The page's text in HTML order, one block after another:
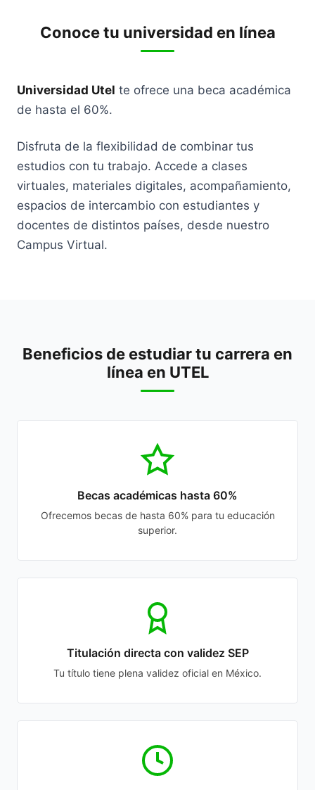
Conoce tu universidad en línea
Universidad Utel te ofrece una beca académica
de hasta el 60%.
Disfruta de la flexibilidad de combinar tus
estudios con tu trabajo. Accede a clases
virtuales, materiales digitales, acompañamiento,
espacios de intercambio con estudiantes y
docentes de distintos países, desde nuestro
Campus Virtual.
Beneficios de estudiar tu carrera en
línea en UTEL
Becas académicas hasta 60%
Ofrecemos becas de hasta 60% para tu educación
superior.
Titulación directa con validez SEP
Tu título tiene plena validez oficial en México.